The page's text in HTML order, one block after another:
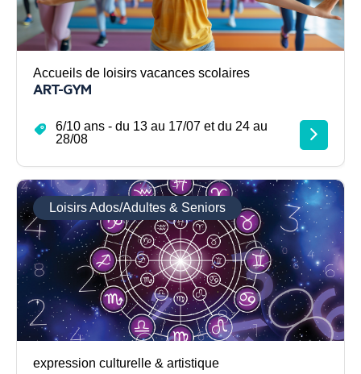
Accueils de loisirs vacances scolaires
ART-GYM
6/10 ans - du 13 au 17/07 et du 24 au
28/08
Loisirs Ados/Adultes & Seniors
expression culturelle & artistique